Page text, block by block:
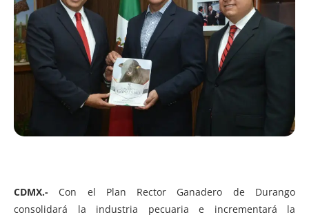
CDMX.- Con el Plan Rector Ganadero de Durango
consolidará la industria pecuaria e incrementará la